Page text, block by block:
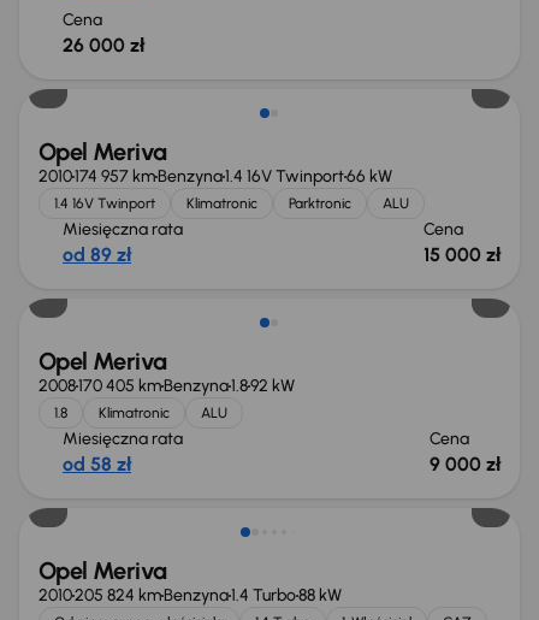
Cena
26 000 zł
Opel Meriva
2010174 957 kmBenzyna1.4 16V Twinport66 kW
1.4 16V Twinport Klimatronic Parktronic ALU
Miesięczna rata
od 89 zł
Cena
15 000 zł
Opel Meriva
2008170 405 kmBenzyna1.892 kW
1.8 Klimatronic ALU
Miesięczna rata
od 58 zł
Cena
9 000 zł
Świeżo skupione
Opel Meriva
2010205 824 kmBenzyna1.4 Turbo88 kW